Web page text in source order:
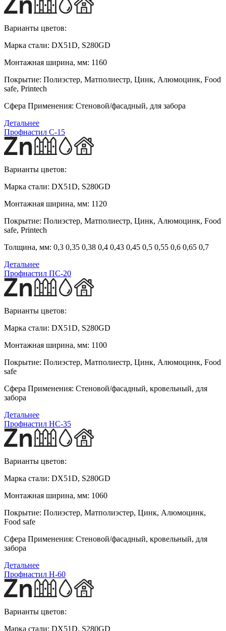
Варианты цветов:
Марка стали: DX51D, S280GD
Монтажная ширина, мм: 1160
Покрытие: Полиэстер, Матполиестр, Цинк, Алюмоцинк, Food
safe, Printech
Сфера Применения: Стеновой/фасадный, для забора
Детальнее
Профнастил С-15
Варианты цветов:
Марка стали: DX51D, S280GD
Монтажная ширина, мм: 1120
Покрытие: Полиэстер, Матполиестр, Цинк, Алюмоцинк, Food
safe, Printech
Толщина, мм: 0,3 0,35 0,38 0,4 0,43 0,45 0,5 0,55 0,6 0,65 0,7
Детальнее
Профнастил ПС-20
Варианты цветов:
Марка стали: DX51D, S280GD
Монтажная ширина, мм: 1100
Покрытие: Полиэстер, Матполиестр, Цинк, Алюмоцинк, Food
safe
Сфера Применения: Стеновой/фасадный, кровельный, для
забора
Детальнее
Профнастил HС-35
Варианты цветов:
Марка стали: DX51D, S280GD
Монтажная ширина, мм: 1060
Покрытие: Полиэстер, Матполиэстер, Цинк, Алюмоцинк,
Food safe
Сфера Применения: Стеновой/фасадный, кровельный, для
забора
Детальнее
Профнастил H-60
Варианты цветов:
Марка стали: DX51D, S280GD